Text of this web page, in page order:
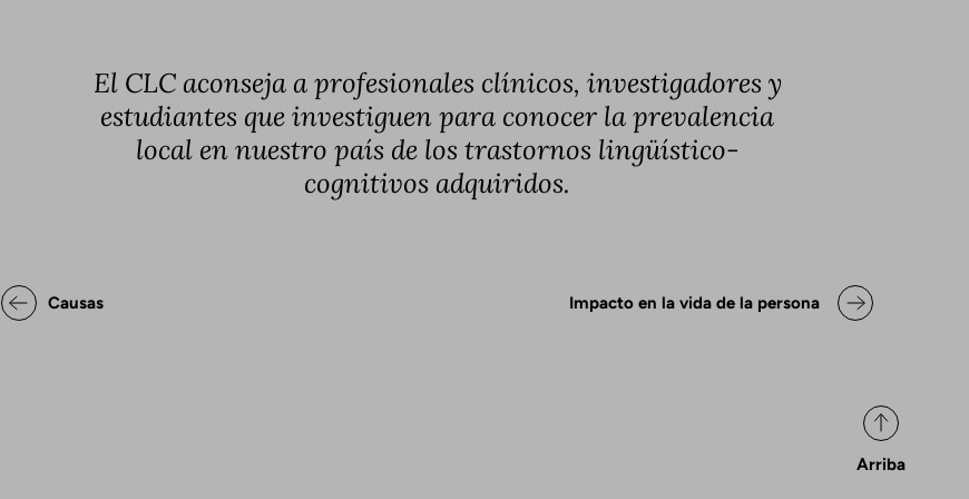
El CLC aconseja a profesionales clínicos, investigadores y
estudiantes que investiguen para conocer la prevalencia
local en nuestro país de los trastornos lingüístico-
cognitivos adquiridos.
Enlaces transversales de Book para Declaración de
Causas
Arriba
Impacto en la vida de la persona